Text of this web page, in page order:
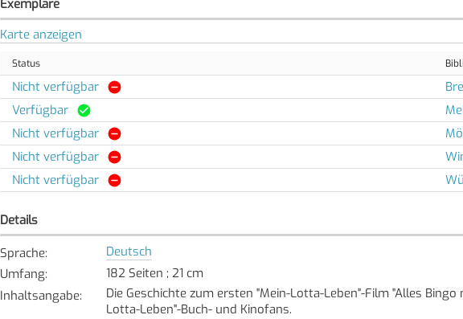
Exemplare
Karte anzeigen
Status
Nicht verfügbar
Verfügbar
Nicht verfügbar
Nicht verfügbar
Nicht verfügbar
Details
Sprache:
Deutsch
Umfang:
182 Seiten ; 21 cm
Inhaltsangabe:
Die Geschichte zum ersten "Mein-Lotta-Leben"-Film "Alles
Lotta-Leben"-Buch- und Kinofans.